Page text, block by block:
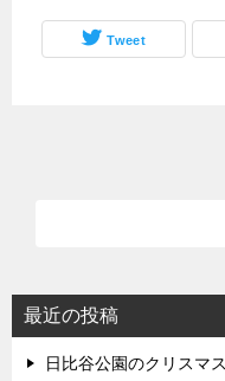
Tweet
最近の投稿
日比谷公園のクリスマ